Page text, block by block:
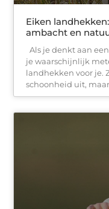
Eiken
ambacht en
Als je denkt aan
je waarschijnlijk
landhekken voor je.
schoonheid uit,